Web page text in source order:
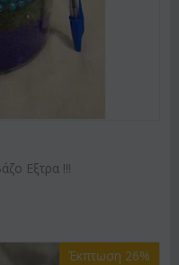
Εξτρα !!!
Έκπτωση 26%